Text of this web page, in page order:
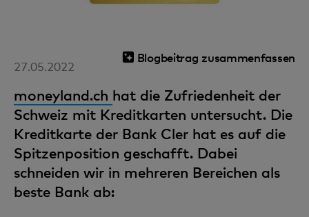
Blogbeitrag zusammenfassen
27.05.2022
moneyland.ch hat die Zufriedenheit der
Schweiz mit Kreditkarten untersucht. Die
Kreditkarte der Bank Cler hat es auf die
Spitzenposition geschafft. Dabei
schneiden wir in mehreren Bereichen als
beste Bank ab: